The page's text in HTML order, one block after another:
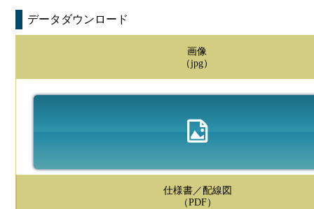
データダウンロード
画像
（jpg）
仕様書／配線図
（PDF）